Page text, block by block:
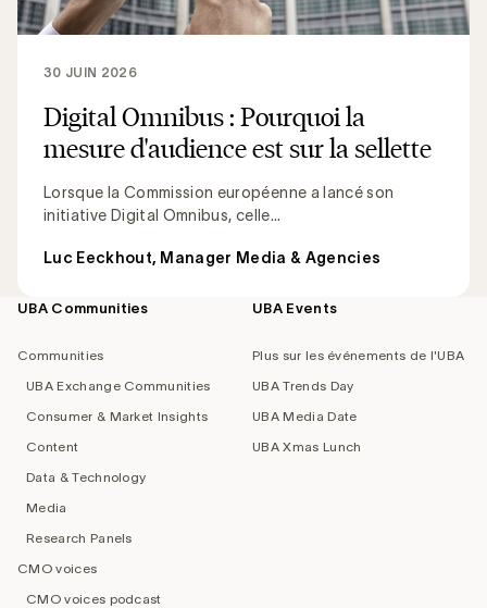
Digital Omnibus : Pourquoi la
mesure d'audience est sur la sellette
Lorsque la Commission européenne a lancé son
initiative Digital Omnibus, celle...
30 JUIN 2026
Luc Eeckhout, Manager Media & Agencies
Footer
UBA Communities
Communities
UBA Exchange Communities
Consumer & Market Insights
Content
Data & Technology
Media
Research Panels
CMO voices
CMO voices podcast
UBA Events
Plus sur les événements de l'UBA
UBA Trends Day
UBA Media Date
UBA Xmas Lunch